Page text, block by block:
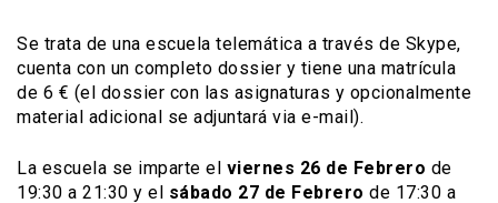
Se trata de una escuela telemática a través de Skype,
cuenta con un completo dossier y tiene una matrícula
de 6 € (el dossier con las asignaturas y opcionalmente
material adicional se adjuntará via e-mail).
La escuela se imparte el viernes 26 de Febrero de
19:30 a 21:30 y el sábado 27 de Febrero de 17:30 a